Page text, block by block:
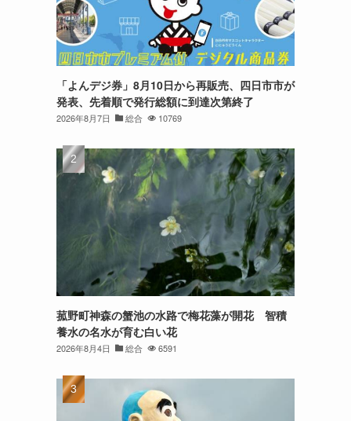
「よんデジ券」8月10日から再販売、四日市市が
発表、先着順で発行総額に到達次第終了
2026年8月7日 総合 10769
菰野町神森の蟹池の水路で梅花藻が開花 智積
養水の名水が育む白い花
2026年8月4日 総合 6591